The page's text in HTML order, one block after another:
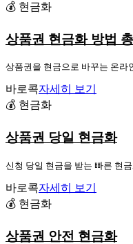
💰 현금화
상품권 현금화 방법
상품권을 현금으로 바꾸는 온라
바로콕자세히 보기
💰 현금화
상품권 당일 현금화
신청 당일 현금을 받는 빠른 현
바로콕자세히 보기
💰 현금화
상품권 안전 현금화